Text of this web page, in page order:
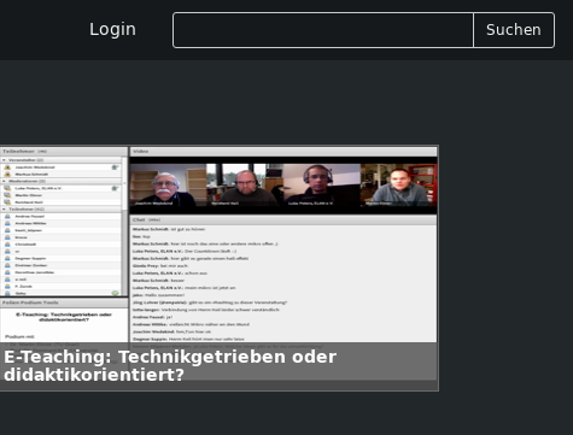
Login Suchen
E-Teaching: Technikgetrieben oder
didaktikorientiert?